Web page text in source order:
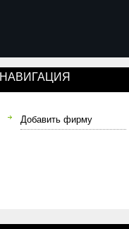
НАВИГАЦИЯ
Добавить фирму